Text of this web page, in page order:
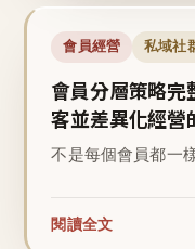
會員經營 私域社
會員分層策略完
客並差異化經營
不是每個會員都一
閱讀全文